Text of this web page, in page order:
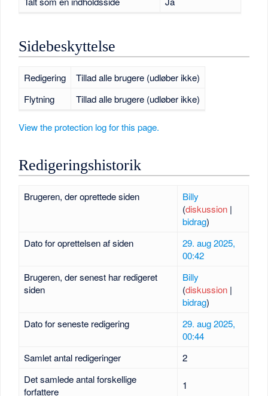
Sidebeskyttelse
Redigering
Tillad alle brugere (udløber ikke)
Flytning
Tillad alle brugere (udløber ikke)
View the protection log for this page.
Redigeringshistorik
Brugeren, der oprettede siden
Billy
(diskussion|
bidrag)
Dato for oprettelsen af siden
29. aug 2025,
00:42
Brugeren, der senest har redigeret
siden
Billy
(diskussion|
bidrag)
Dato for seneste redigering
29. aug 2025,
00:44
Samlet antal redigeringer
2
Det samlede antal forskellige
forfattere
1